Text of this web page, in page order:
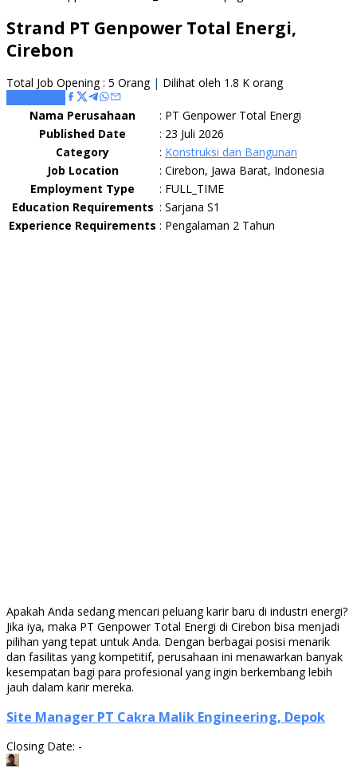
Strand PT Genpower Total Energi,
Cirebon
Total Job Opening : 5 Orang | Dilihat oleh 1.8 K orang
Nama Perusahaan
: PT Genpower Total Energi
Published Date
: 23 Juli 2026
Category
: Konstruksi dan Bangunan
Job Location
: Cirebon, Jawa Barat, Indonesia
Employment Type
: FULL_TIME
Education Requirements : Sarjana S1
Experience Requirements : Pengalaman 2 Tahun
Apakah Anda sedang mencari peluang karir baru di industri energi?
Jika iya, maka PT Genpower Total Energi di Cirebon bisa menjadi
pilihan yang tepat untuk Anda. Dengan berbagai posisi menarik
dan fasilitas yang kompetitif, perusahaan ini menawarkan banyak
kesempatan bagi para profesional yang ingin berkembang lebih
jauh dalam karir mereka.
Site Manager PT Cakra Malik Engineering, Depok
Closing Date: -